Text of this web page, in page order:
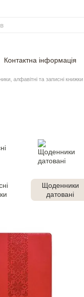
Контактна інформація
алфавiтнi та записнi книжки
Щоденники
датовані